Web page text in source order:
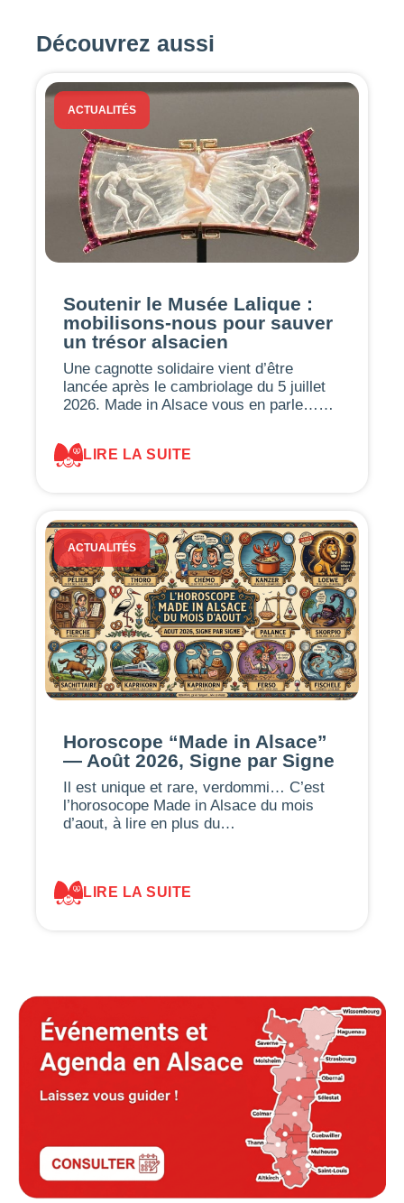
Découvrez aussi
ACTUALITÉS
Soutenir le Musée Lalique :
mobilisons-nous pour sauver
un trésor alsacien
Une cagnotte solidaire vient d’être
lancée après le cambriolage du 5 juillet
2026. Made in Alsace vous en parle……
LIRE LA SUITE
ACTUALITÉS
Horoscope “Made in Alsace”
— Août 2026, Signe par Signe
Il est unique et rare, verdommi… C’est
l’horosocope Made in Alsace du mois
d’aout, à lire en plus du…
LIRE LA SUITE